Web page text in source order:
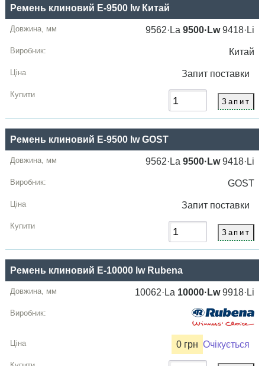
Ремень клиновий E-9500 lw Китай
9562·La9500·Lw9418·Li
Китай
Запит поставки
Ремень клиновий E-9500 lw GOST
9562·La9500·Lw9418·Li
GOST
Запит поставки
Ремень клиновий E-10000 lw Rubena
10062·La 10000·Lw9918·Li
0 грн Очікується